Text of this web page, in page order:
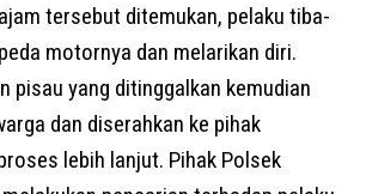
tersebut ditemukan, pelaku tiba-
motornya dan melarikan diri.
pisau yang ditinggalkan kemudian
dan diserahkan ke pihak
lebih lanjut. Pihak Polsek